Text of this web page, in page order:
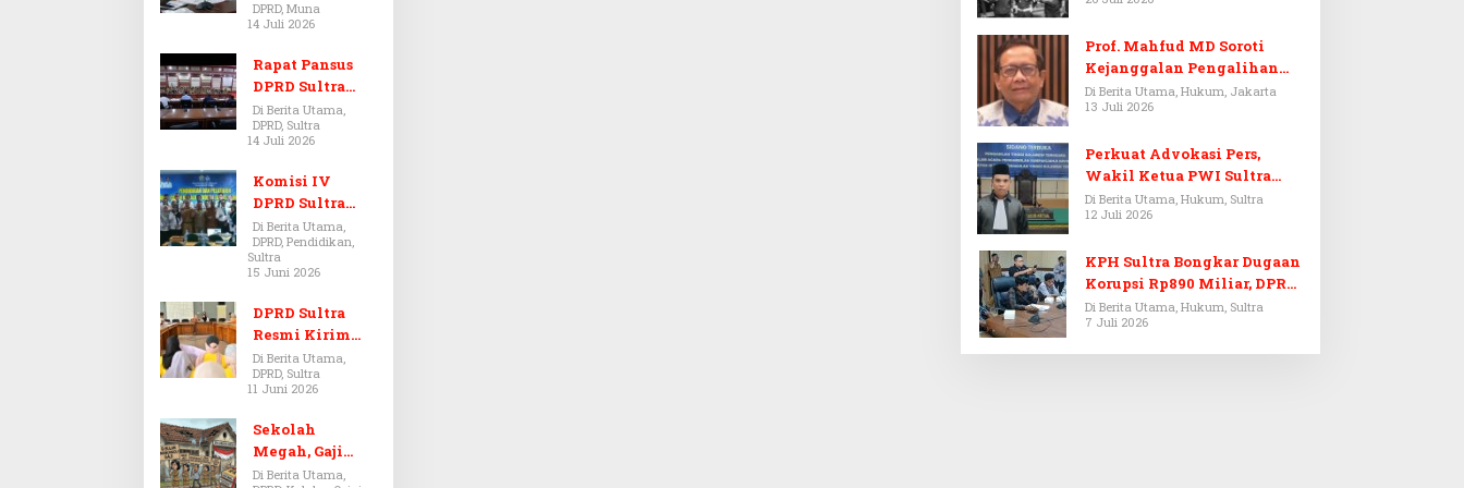
Dugaan Jual
Beli Tanah
Bermasalah di
Muna
DPRD, Muna
14 Juli 2026
Rapat Pansus
DPRD Sultra
Diskors Dua
Kali Akibat
Ketidakhadira
n Pj Sekda
Di Berita Utama,
DPRD, Sultra
14 Juli 2026
Komisi IV
DPRD Sultra
Kawal Hak
Guru,
Rencanakan
Pendidikan
Di Berita Utama,
DPRD, Pendidikan,
Sultra
15 Juni 2026
DPRD Sultra
Resmi Kirim
Aspirasi Tolak
Peraturan
BPOM No. 5
Tahun 2026 ke
Komisi IX DPR
Di Berita Utama,
DPRD, Sultra
11 Juni 2026
Sekolah
Megah, Gaji
Guru Berdarah-
Di Berita Utama,
Prof. Mahfud MD Soroti
Kejanggalan Pengalihan
Penyelidikan Tersangka
Febrie Adriansyah
Di Berita Utama, Hukum, Jakarta
13 Juli 2026
Perkuat Advokasi Pers,
Wakil Ketua PWI Sultra
Resmi Dilantik Menjadi
Advokat PERADI
Di Berita Utama, Hukum, Sultra
12 Juli 2026
KPH Sultra Bongkar Dugaan
Korupsi Rp890 Miliar, DPRD
Sultra Gelar RDP
Di Berita Utama, Hukum, Sultra
7 Juli 2026